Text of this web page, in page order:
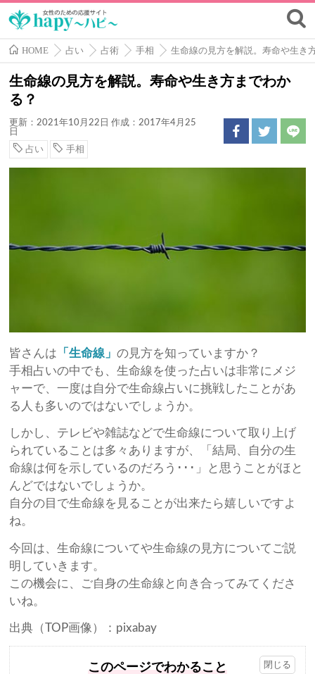
HOME 占い 占術 手相 生命線の見方を解説。寿命や生き
生命線の見方を解説。寿命や生き方までわか
る？
更新：2021年10月22日 作成：2017年4月25
日
占い
手相
皆さんは 「生命線」の見方を知っていますか？
手相占いの中でも、生命線を使った占いは非常にメジ
ャーで、一度は自分で生命線占いに挑戦したことがあ
る人も多いのではないでしょうか。
しかし、テレビや雑誌などで生命線について取り上げ
られていることは多々ありますが、「結局、自分の生
命線は何を示しているのだろう･･･」と思うことがほと
んどではないでしょうか。
自分の目で生命線を見ることが出来たら嬉しいですよ
ね。
今回は、生命線についてや生命線の見方についてご説
明していきます。
この機会に、ご自身の生命線と向き合ってみてくださ
いね。
出典（TOP画像）：pixabay
このページでわかること